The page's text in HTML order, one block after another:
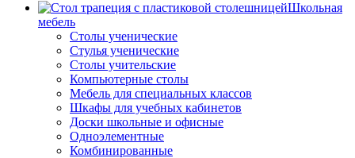
Школьная
мебель
Столы ученические
Стулья ученические
Столы учительские
Компьютерные столы
Мебель для специальных классов
Шкафы для учебных кабинетов
Доски школьные и офисные
Одноэлементные
Комбинированные